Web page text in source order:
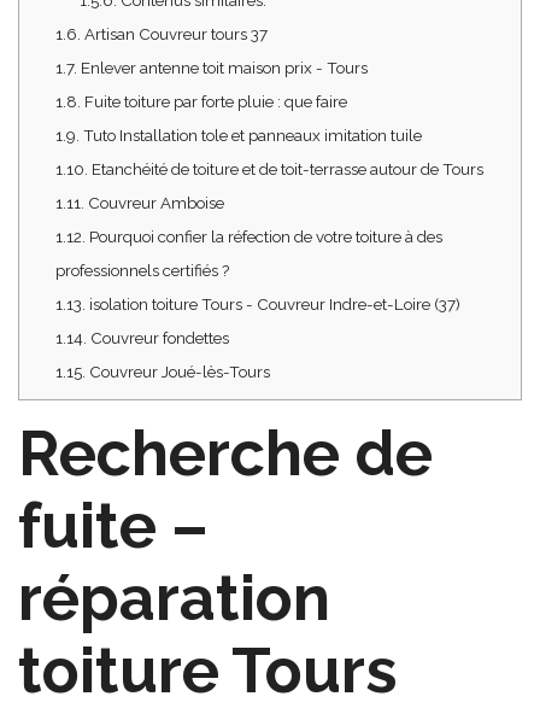
1.6. Artisan Couvreur tours 37
1.7. Enlever antenne toit maison prix - Tours
1.8. Fuite toiture par forte pluie : que faire
1.9. Tuto Installation tole et panneaux imitation tuile
1.10. Etanchéité de toiture et de toit-terrasse autour de Tours
1.11. Couvreur Amboise
1.12. Pourquoi confier la réfection de votre toiture à des
professionnels certifiés ?
1.13. isolation toiture Tours - Couvreur Indre-et-Loire (37)
1.14. Couvreur fondettes
1.15. Couvreur Joué-lès-Tours
Recherche de
fuite –
réparation
toiture Tours